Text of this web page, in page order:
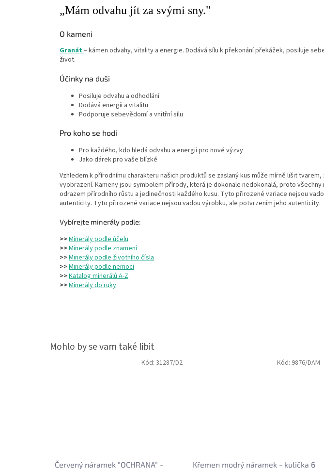
„Mám odvahu jít za svými sny."
O kameni
Granát– kámen odvahy, vitality a energie. Dodává sílu k překonání překážek, posiluje
život.
Účinky na duši
Posiluje odvahu a odhodlání
Dodává energii a vitalitu
Podporuje sebevědomí a vnitřní sílu
Pro koho se hodí
Pro každého, kdo hledá odvahu a energii pro nové výzvy
Jako dárek pro vaše blízké
Vzhledem k přírodnímu charakteru našich produktů se zaslaný kus může mírně lišit
vyobrazení. Kameny jsou symbolem přírody, která je dokonale nedokonalá, proto
odrazem přírodního růstu a jedinečnosti každého kusu. Tyto přirozené variace nejsou
autenticity. Tyto přirozené variace nejsou vadou výrobku, ale potvrzením jeho autenticity.
Vybírejte minerály podle:
>>Minerály podle účelu
>>Minerály podle znamení
>>Minerály podle životního čísla
>>Minerály podle nemoci
>>Katalog minerálů A-Z
>>Minerály do ruky
Červený náramek "OCHRANA" -
Kód: 31287/D2
Křemen modrý náramek - kulička 6
Kód: 9876/DAM